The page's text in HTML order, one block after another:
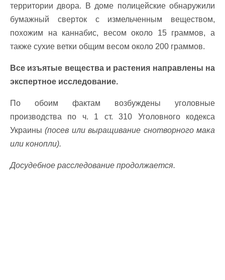
территории двора. В доме полицейские обнаружили
бумажный сверток с измельченным веществом,
похожим на каннабис, весом около 15 граммов, а
также сухие ветки общим весом около 200 граммов.
Все изъятые вещества и растения направлены на
экспертное исследование.
По обоим фактам возбуждены уголовные
производства по ч. 1 ст. 310 Уголовного кодекса
Украины(посев или выращивание снотворного мака
или конопли).
Досудебное расследование продолжается.